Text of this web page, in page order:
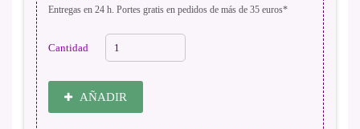
Entregas en 24 h. Portes gratis en pedidos de más de 35 euros*
Cantidad
AÑADIR